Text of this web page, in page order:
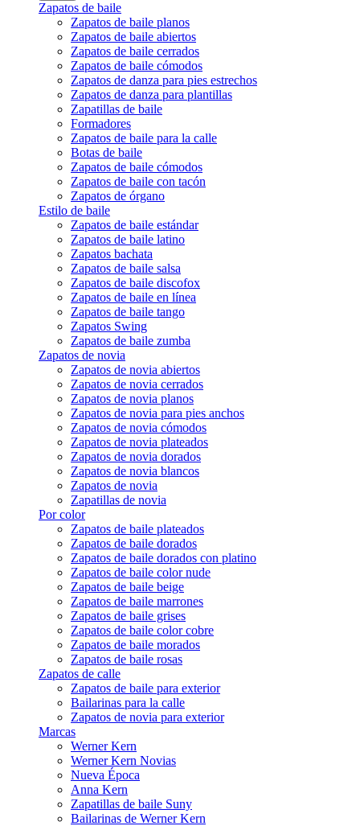
Zapatos de baile
Zapatos de baile planos
Zapatos de baile abiertos
Zapatos de baile cerrados
Zapatos de baile cómodos
Zapatos de danza para pies estrechos
Zapatos de danza para plantillas
Zapatillas de baile
Formadores
Zapatos de baile para la calle
Botas de baile
Zapatos de baile cómodos
Zapatos de baile con tacón
Zapatos de órgano
Estilo de baile
Zapatos de baile estándar
Zapatos de baile latino
Zapatos bachata
Zapatos de baile salsa
Zapatos de baile discofox
Zapatos de baile en línea
Zapatos de baile tango
Zapatos Swing
Zapatos de baile zumba
Zapatos de novia
Zapatos de novia abiertos
Zapatos de novia cerrados
Zapatos de novia planos
Zapatos de novia para pies anchos
Zapatos de novia cómodos
Zapatos de novia plateados
Zapatos de novia dorados
Zapatos de novia blancos
Zapatos de novia
Zapatillas de novia
Por color
Zapatos de baile plateados
Zapatos de baile dorados
Zapatos de baile dorados con platino
Zapatos de baile color nude
Zapatos de baile beige
Zapatos de baile marrones
Zapatos de baile grises
Zapatos de baile color cobre
Zapatos de baile morados
Zapatos de baile rosas
Zapatos de calle
Zapatos de baile para exterior
Bailarinas para la calle
Zapatos de novia para exterior
Marcas
Werner Kern
Werner Kern Novias
Nueva Época
Anna Kern
Zapatillas de baile Suny
Bailarinas de Werner Kern